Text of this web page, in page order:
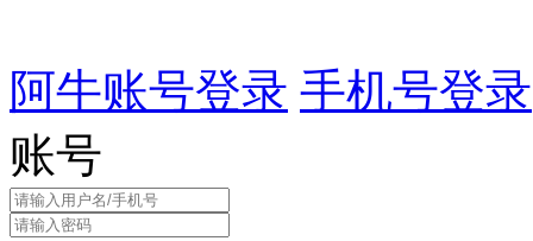
阿牛账号登录 手机号登录
账号